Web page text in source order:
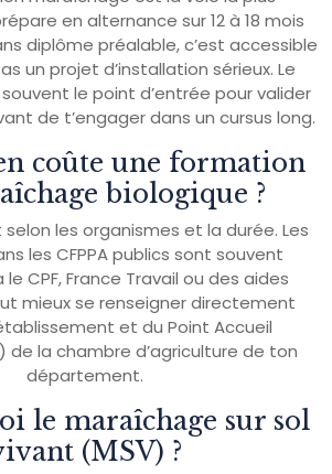
en alternance sur 12 à 18 mois
diplôme préalable, c’est accessible
un projet d’installation sérieux. Le
souvent le point d’entrée pour valider
de t’engager dans un cursus long.
coûte une formation
biologique ?
les organismes et la durée. Les
les CFPPA publics sont souvent
CPF, France Travail ou des aides
mieux se renseigner directement
et du Point Accueil
de la chambre d’agriculture de ton
département.
le maraîchage sur sol
(MSV) ?